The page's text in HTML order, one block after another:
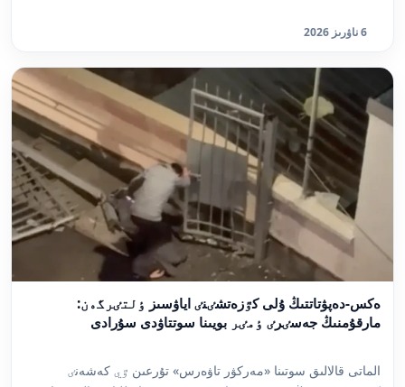
6 ناۋرىز 2026
ەكس-دەپۋتاتتىڭ ۇلى كٷزەتشٸنٸ اياۋسىز ٶلتٸرگەن:
مارقۇمنىڭ جەسٸرٸ ٶمٸر بويىنا سوتتاۋدى سۇرادى
الماتى قالالىق سوتىنا «مەركۋر تاۋەرس» تۇرعىن ٷي كەشەنٸ